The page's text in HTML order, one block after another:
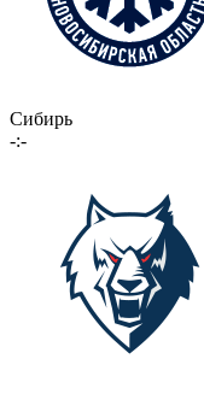
Сибирь
-:-